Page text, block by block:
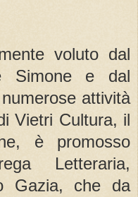
voluto dal
Simone e dal
attività
Vietri Cultura, il
è promosso
Letteraria,
Gazia, che da